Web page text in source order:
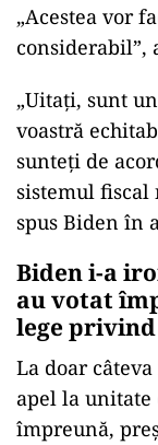
„Acestea vor
considerabil”,
„Uitaţi, sunt
voastră
sunteţi de
sistemul fiscal
spus Biden în
Biden i-a
au votat
lege
La doar
apel la
împreună,